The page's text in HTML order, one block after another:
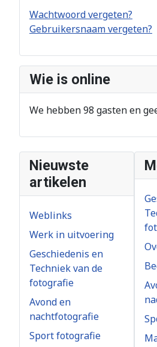
Wachtwoord vergeten?
Gebruikersnaam vergeten?
Wie is online
We hebben 98 gasten en
Nieuwste
artikelen
Weblinks
Werk in uitvoering
Geschiedenis en
Techniek van de
fotografie
Avond en
nachtfotografie
Sport fotografie